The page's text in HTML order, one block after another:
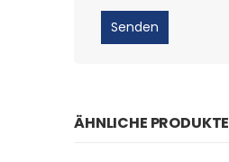
ÄHNLICHE PRODUKTE